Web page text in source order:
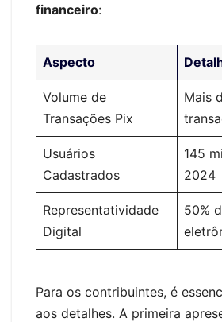
financeiro:
Aspecto
Volume de
Transações Pix
Mais
Usuários
Cadastrados
145
2024
Representatividade
Digital
50%
Para os contribuintes, é
aos detalhes. A primeira